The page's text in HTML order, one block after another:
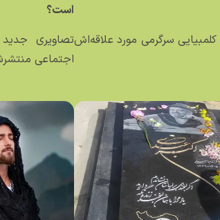
ساله کلمبیایی سرگرمی مورد علاقه‌اش
است؟
تصاویری جدید
اجتماعی